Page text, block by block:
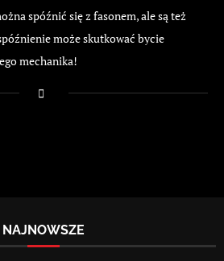
spóźnić się z fasonem, ale są też
może skutkować bycie
mechanika!
NAJNOWSZE